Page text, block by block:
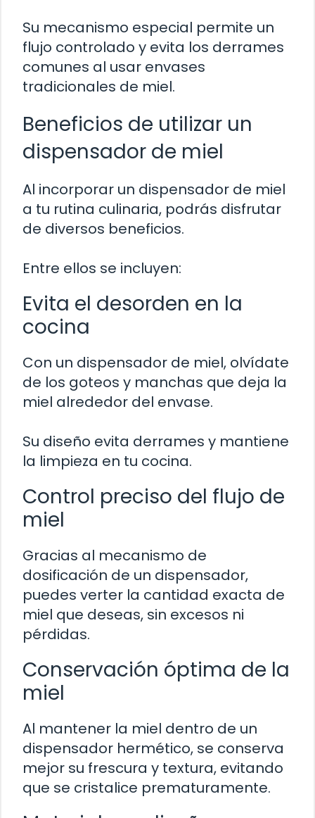
Su mecanismo especial permite un
flujo controlado y evita los derrames
comunes al usar envases
tradicionales de miel.
Beneficios de utilizar un
dispensador de miel
Al incorporar un dispensador de miel
a tu rutina culinaria, podrás disfrutar
de diversos beneficios.
Entre ellos se incluyen:
Evita el desorden en la
cocina
Con un dispensador de miel, olvídate
de los goteos y manchas que deja la
miel alrededor del envase.
Su diseño evita derrames y mantiene
la limpieza en tu cocina.
Control preciso del flujo de
miel
Gracias al mecanismo de
dosificación de un dispensador,
puedes verter la cantidad exacta de
miel que deseas, sin excesos ni
pérdidas.
Conservación óptima de la
miel
Al mantener la miel dentro de un
dispensador hermético, se conserva
mejor su frescura y textura, evitando
que se cristalice prematuramente.